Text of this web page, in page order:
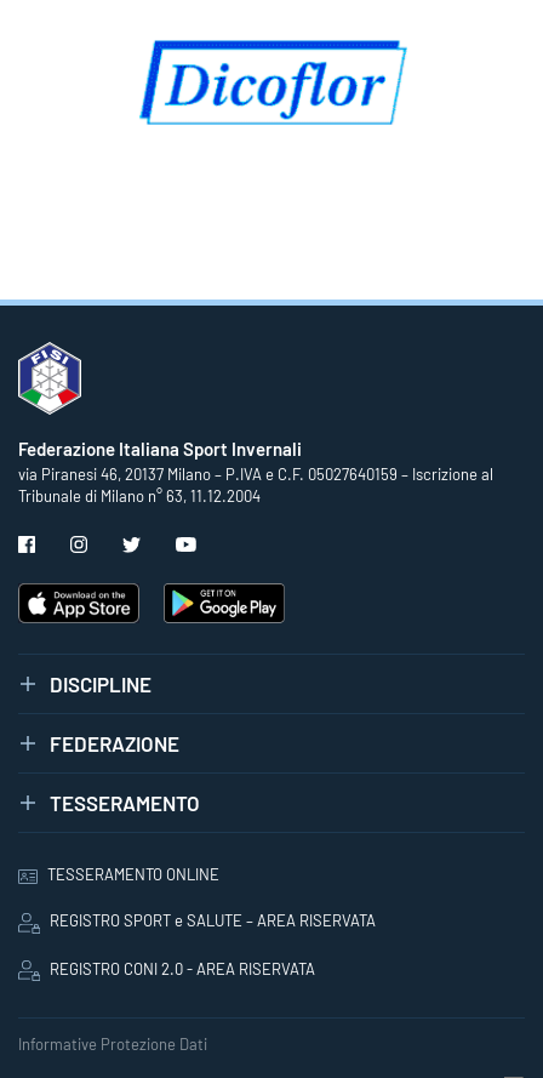
Federazione Italiana Sport Invernali
via Piranesi 46, 20137 Milano – P.IVA e C.F. 05027640159 – Iscrizione al
Tribunale di Milano n° 63, 11.12.2004
DISCIPLINE
FEDERAZIONE
TESSERAMENTO
TESSERAMENTO ONLINE
REGISTRO SPORT e SALUTE – AREA RISERVATA
REGISTRO CONI 2.0 - AREA RISERVATA
Informative Protezione Dati